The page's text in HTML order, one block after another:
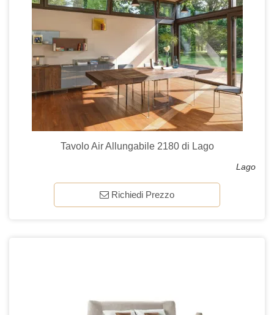
Tavolo Air Allungabile 2180 di Lago
Lago
Richiedi Prezzo